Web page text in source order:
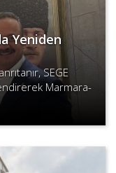
Yeniden
SEGE
Marmara-
üstünlüğünü